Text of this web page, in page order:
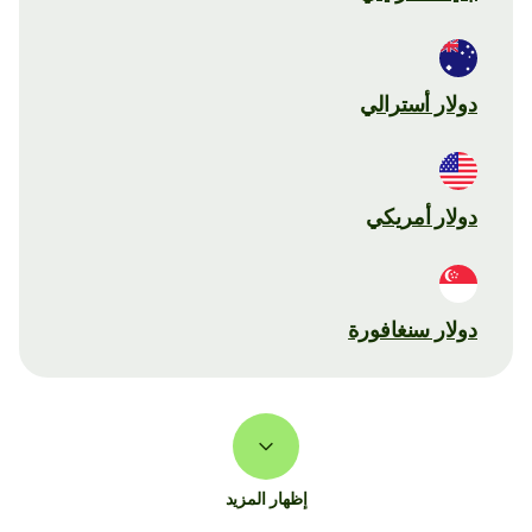
دولار أسترالي
دولار أمريكي
دولار سنغافورة
إظهار المزيد